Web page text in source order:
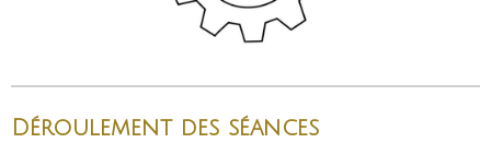
Déroulement des séances